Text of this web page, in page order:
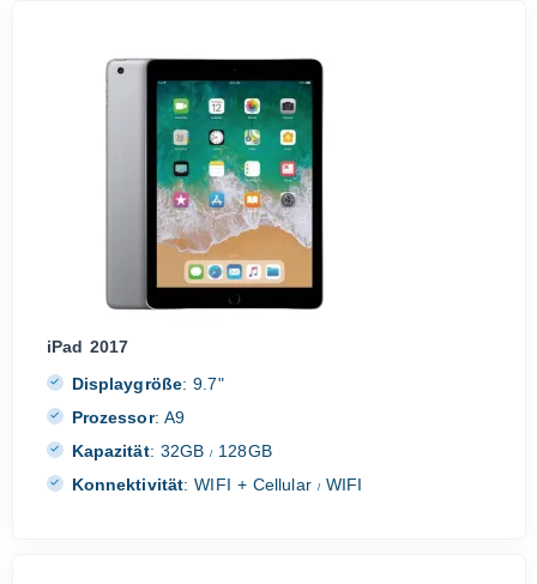
iPad 2017
Displaygröße: 9.7"
Prozessor: A9
Kapazität: 32GB/ 128GB
Konnektivität: WIFI + Cellular /WIFI